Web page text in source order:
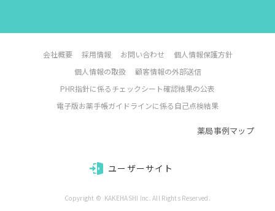
会社概要 採用情報 お問い合わせ
個人情報保護方針
個人情報の取扱
顧客情報の外部送信
PHR指針に係るチェックシート確認結果の公表
電子版お薬手帳ガイドラインに係る自己点検結果
薬局事例マップ
ユーザーサイト
Copyright ©  KAKEHASHI Inc. All Rights Reserved.